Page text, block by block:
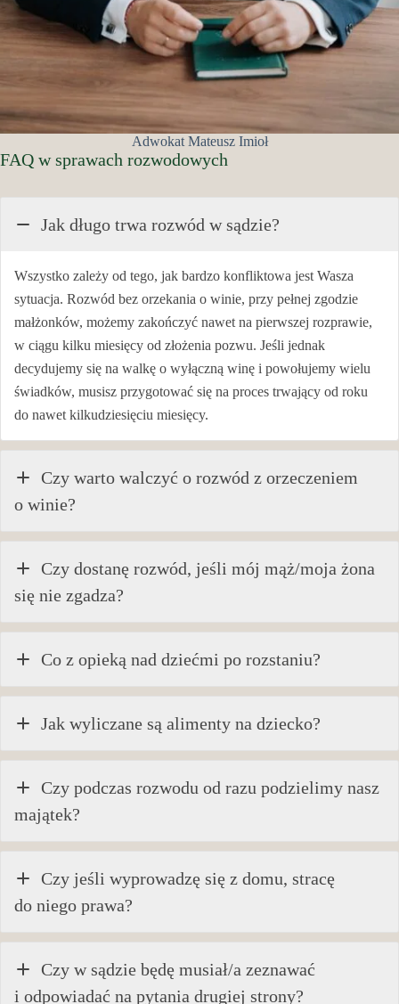
Adwokat Mateusz Imioł
FAQ w sprawach rozwodowych
Jak długo trwa rozwód w sądzie?
Wszystko zależy od tego, jak bardzo konfliktowa jest Wasza
sytuacja. Rozwód bez orzekania o winie, przy pełnej zgodzie
małżonków, możemy zakończyć nawet na pierwszej rozprawie,
w ciągu kilku miesięcy od złożenia pozwu. Jeśli jednak
decydujemy się na walkę o wyłączną winę i powołujemy wielu
świadków, musisz przygotować się na proces trwający od roku
do nawet kilkudziesięciu miesięcy.
Czy warto walczyć o rozwód z orzeczeniem
o winie?
Czy dostanę rozwód, jeśli mój mąż/moja żona
się nie zgadza?
Co z opieką nad dziećmi po rozstaniu?
Jak wyliczane są alimenty na dziecko?
Czy podczas rozwodu od razu podzielimy nasz
majątek?
Czy jeśli wyprowadzę się z domu, stracę
do niego prawa?
Czy w sądzie będę musiał/a zeznawać
i odpowiadać na pytania drugiej strony?